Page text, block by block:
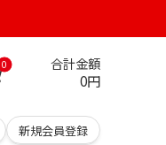
0 合計金額
0円
新規会員登録